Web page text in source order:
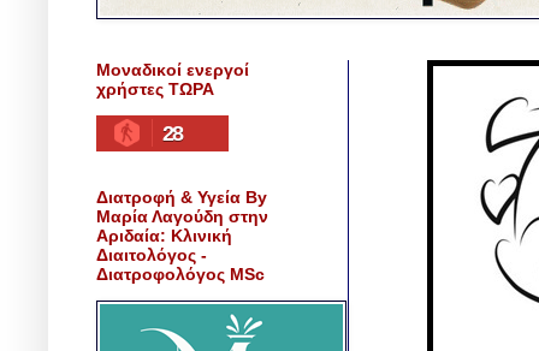
Μοναδικοί ενεργοί
χρήστες ΤΩΡΑ
28
Διατροφή & Υγεία By
Μαρία Λαγούδη στην
Αριδαία: Κλινική
Διαιτολόγος -
Διατροφολόγος MSc